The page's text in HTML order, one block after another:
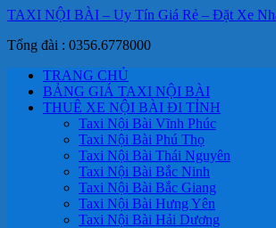
TAXI NỘI BÀI – Uy Tín Giá Rẻ – Đặt Xe
Tổng đài : 0356.6778000
TRANG CHỦ
BẢNG GIÁ TAXI NỘI BÀI
THUÊ XE NỘI BÀI ĐI TỈNH
Taxi Nội Bài Vĩnh Phúc
Taxi Nội Bài Phú Thọ
Taxi Nội Bài Thái Nguyên
Taxi Nội Bài Bắc Ninh
Taxi Nội Bài Bắc Giang
Taxi Nội Bài Hưng Yên
Taxi Nội Bài Hải Dương